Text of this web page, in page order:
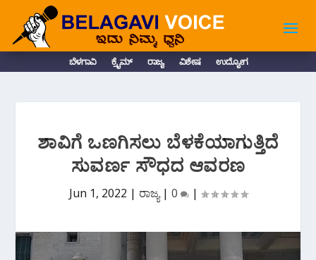
ಬೆಳಗಾವಿ ಕ್ರೈಮ್ ರಾಜ್ಯ ವಿಶೇಷ ಉದ್ಯೋಗ
ಶಾವಿಗೆ ಒಣಗಿಸಲು ಬೆಳಕೆಯಾಗುತ್ತಿದೆ
ಸುವರ್ಣ ಸೌಧದ ಆವರಣ
Jun 1, 2022 | ರಾಜ್ಯ| 0 |